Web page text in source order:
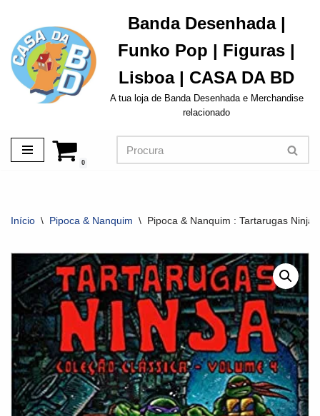
Avançar
para
o
conteúdo
Banda Desenhada |
Funko Pop | Figuras |
Lisboa | CASA DA BD
A tua loja de Banda Desenhada e Merchandise
relacionado
0
Início \ Pipoca & Nanquim \ Pipoca & Nanquim : Tartarugas Ninja